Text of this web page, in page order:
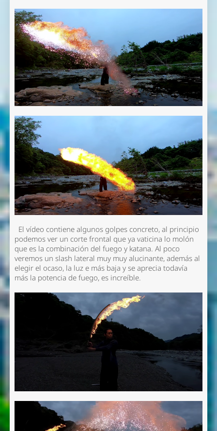
El vídeo contiene algunos golpes concreto, al principio
podemos ver un corte frontal que ya vaticina lo molón
que es la combinación del fuego y katana. Al poco
veremos un slash lateral muy muy alucinante, además al
elegir el ocaso, la luz e más baja y se aprecia todavía
más la potencia de fuego, es increíble.